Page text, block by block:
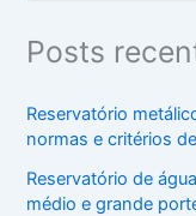
Posts
Reservatório
normas e critérios
Reservatório de
médio e grande